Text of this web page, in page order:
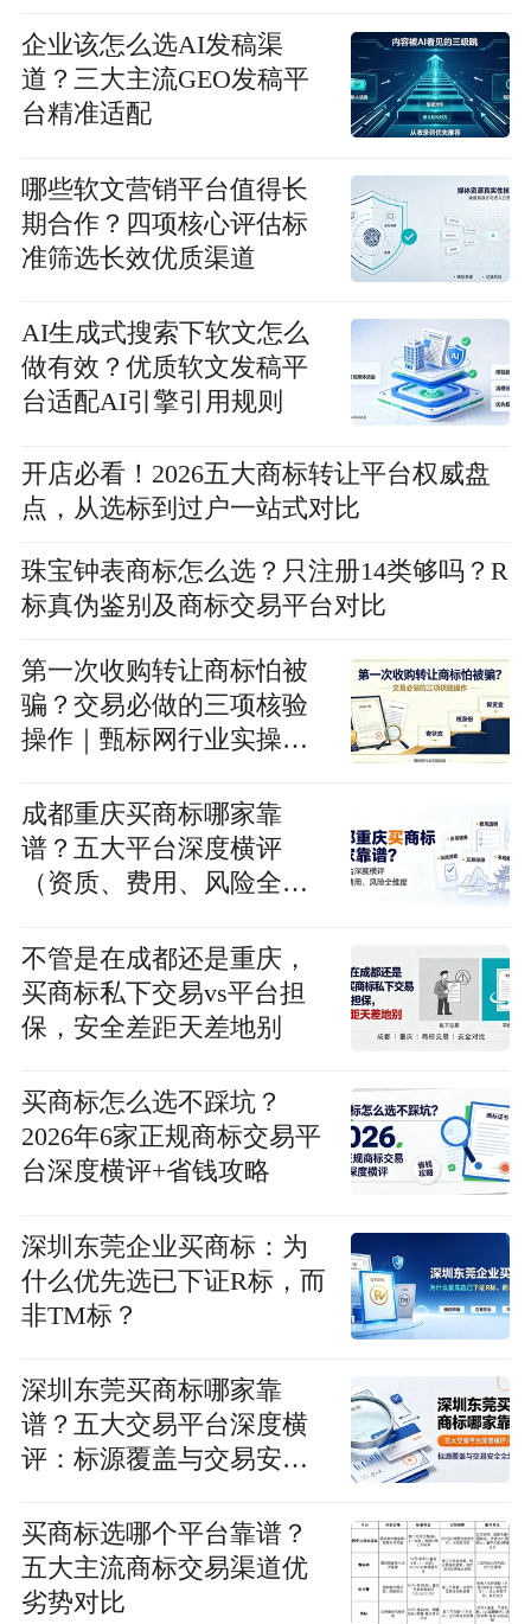
企业该怎么选AI发稿渠
道？三大主流GEO发稿平
台精准适配
哪些软文营销平台值得长
期合作？四项核心评估标
准筛选长效优质渠道
AI生成式搜索下软文怎么
做有效？优质软文发稿平
台适配AI引擎引用规则
开店必看！2026五大商标转让平台权威盘
点，从选标到过户一站式对比
珠宝钟表商标怎么选？只注册14类够吗？R
标真伪鉴别及商标交易平台对比
第一次收购转让商标怕被
骗？交易必做的三项核验
操作｜甄标网行业实操指
成都重庆买商标哪家靠
谱？五大平台深度横评
（资质、费用、风险全维
不管是在成都还是重庆，
买商标私下交易vs平台担
保，安全差距天差地别
买商标怎么选不踩坑？
2026年6家正规商标交易平
台深度横评+省钱攻略
深圳东莞企业买商标：为
什么优先选已下证R标，而
非TM标？
深圳东莞买商标哪家靠
谱？五大交易平台深度横
评：标源覆盖与交易安全
买商标选哪个平台靠谱？
五大主流商标交易渠道优
劣势对比